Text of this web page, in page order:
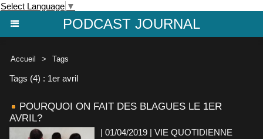
Select Language ▼
PODCAST JOURNAL
Accueil > Tags
Tags (4) : 1er avril
POURQUOI ON FAIT DES BLAGUES LE 1ER
AVRIL?
| 01/04/2019 | VIE QUOTIDIENNE